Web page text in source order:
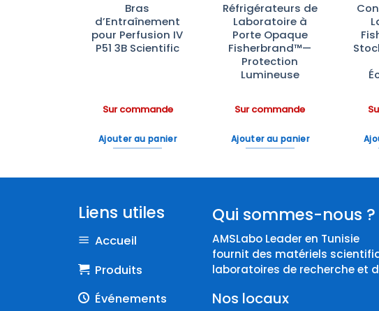
Bras
d’Entraînement
pour Perfusion IV
P51 3B Scientific
Sur commande
Ajouter au panier
Réfrigérateurs de
Laboratoire à
Porte Opaque
Fisherbrand™—
Protection
Lumineuse
Sur commande
Ajouter au panier
Liens utiles
Accueil
Produits
Événements
Qui sommes-nous ?
AMSLabo Leader en Tunisie
fournit des matériels
laboratoires de recherche et
Nos locaux